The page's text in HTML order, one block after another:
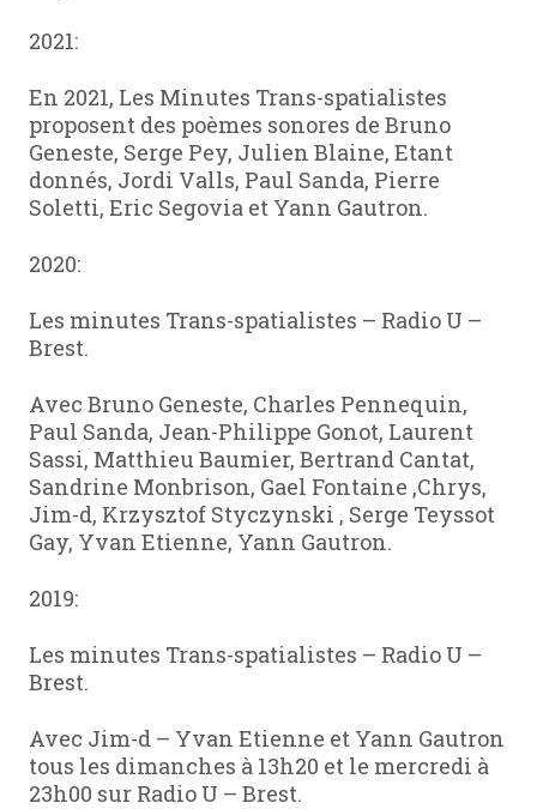
2021:
En 2021, Les Minutes Trans-spatialistes
proposent des poèmes sonores de Bruno
Geneste, Serge Pey, Julien Blaine, Etant
donnés, Jordi Valls, Paul Sanda, Pierre
Soletti, Eric Segovia et Yann Gautron.
2020:
Les minutes Trans-spatialistes – Radio U –
Brest.
Avec Bruno Geneste, Charles Pennequin,
Paul Sanda, Jean-Philippe Gonot, Laurent
Sassi, Matthieu Baumier, Bertrand Cantat,
Sandrine Monbrison, Gael Fontaine ,Chrys,
Jim-d, Krzysztof Styczynski , Serge Teyssot
Gay, Yvan Etienne, Yann Gautron.
2019:
Les minutes Trans-spatialistes – Radio U –
Brest.
Avec Jim-d – Yvan Etienne et Yann Gautron
tous les dimanches à 13h20 et le mercredi à
23h00 sur Radio U – Brest.